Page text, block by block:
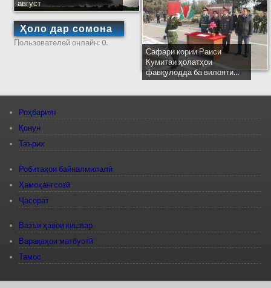
август
Ҳоло дар сомона
Пользователей онлайн: 0.
Сафари кории Раиси
Кумитаи ҳолатҳои
фавқулодда ба вилояти...
Роҳбарият
Қонун
Таърих
Робитаҳои байналмилалӣ
Ҳамоҳангсозӣ
Ҷасорат
Вазъи ҳавои кишвар
Варақаҳои матбуотӣ
Тамос